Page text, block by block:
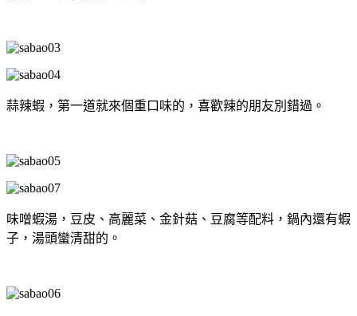
蒜辣蝦，第一道就來個重口味的，喜歡辣的朋友別錯過。
味噌蝦湯，豆皮、高麗菜、金針菇、豆腐等配料，鍋內還有蝦
子，湯頭蠻清甜的。